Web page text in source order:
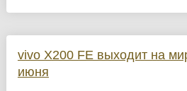
vivo X200 FE выходит на
июня